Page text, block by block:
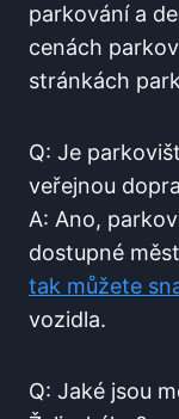
parkování a
cenách
stránkách
Q: Je
veřejnou
A: Ano,
dostupné
tak můžete
vozidla.
Q: Jaké‌ jsou⁢